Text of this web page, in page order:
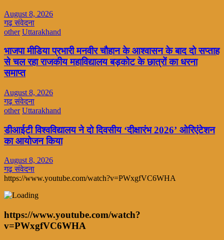
August 8, 2026
गढ़ संवेदना
other Uttarakhand
भाजपा मीडिया प्रभारी मनवीर चौहान के आश्वासन के बाद दो सप्ताह
से चल रहा राजकीय महाविद्यालय बड़कोट के छात्रों का धरना
समाप्त
August 8, 2026
गढ़ संवेदना
other Uttarakhand
डीआईटी विश्वविद्यालय ने दो दिवसीय ‘दीक्षारंभ 2026’ ओरिएंटेशन
का आयोजन किया
August 8, 2026
गढ़ संवेदना
https://www.youtube.com/watch?v=PWxgfVC6WHA
https://www.youtube.com/watch?
v=PWxgfVC6WHA